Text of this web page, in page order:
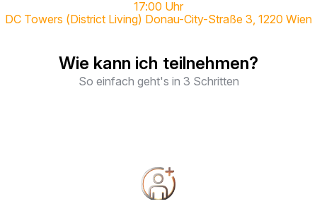
17:00 Uhr
DC Towers (District Living) Donau-City-Straße 3, 1220 Wien
Wie kann ich teilnehmen?
So einfach geht's in 3 Schritten